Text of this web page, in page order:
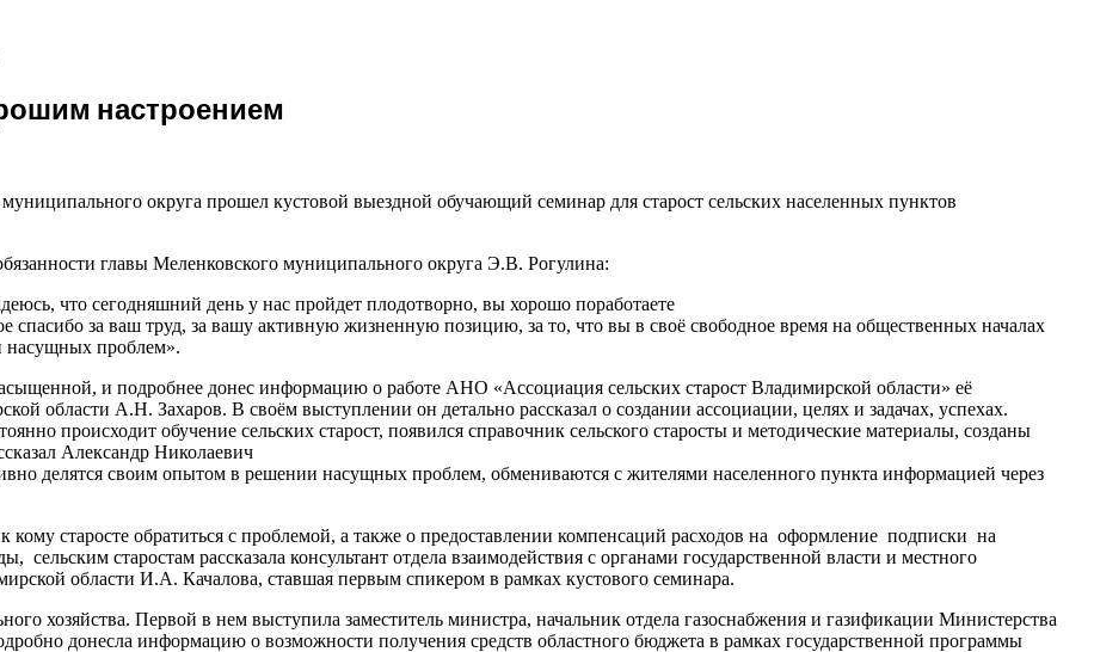
настроением
округа прошел кустовой выездной обучающий семинар для старост сельских населенных пунктов
главы Меленковского муниципального округа Э.В. Рогулина:
что сегодняшний день у нас пройдет плодотворно, вы хорошо поработаете
спасибо за ваш труд, за вашу активную жизненную позицию, за то, что вы в своё свободное время на общественных началах
насущных проблем».
и подробнее донес информацию о работе АНО «Ассоциация сельских старост Владимирской области» её
области А.Н. Захаров. В своём выступлении он детально рассказал о создании ассоциации, целях и задачах, успехах.
происходит обучение сельских старост, появился справочник сельского старосты и методические материалы, созданы
Александр Николаевич
делятся своим опытом в решении насущных проблем, обмениваются с жителями населенного пункта информацией через
старосте обратиться с проблемой, а также о предоставлении компенсаций расходов на оформление подписки на
старостам рассказала консультант отдела взаимодействия с органами государственной власти и местного
области И.А. Качалова, ставшая первым спикером в рамках кустового семинара.
хозяйства. Первой в нем выступила заместитель министра, начальник отдела газоснабжения и газификации Министерства
донесла информацию о возможности получения средств областного бюджета в рамках государственной программы